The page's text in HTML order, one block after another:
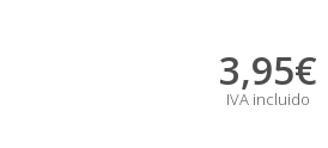
3,95€
IVA incluido